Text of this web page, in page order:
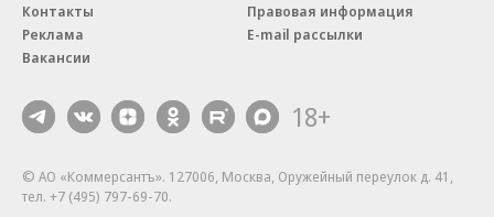
Контакты
Реклама
Вакансии
Правовая информация
E-mail рассылки
18+
© АО «Коммерсантъ». 127006, Москва, Оружейный переулок д. 41,
тел. +7 (495) 797-69-70.